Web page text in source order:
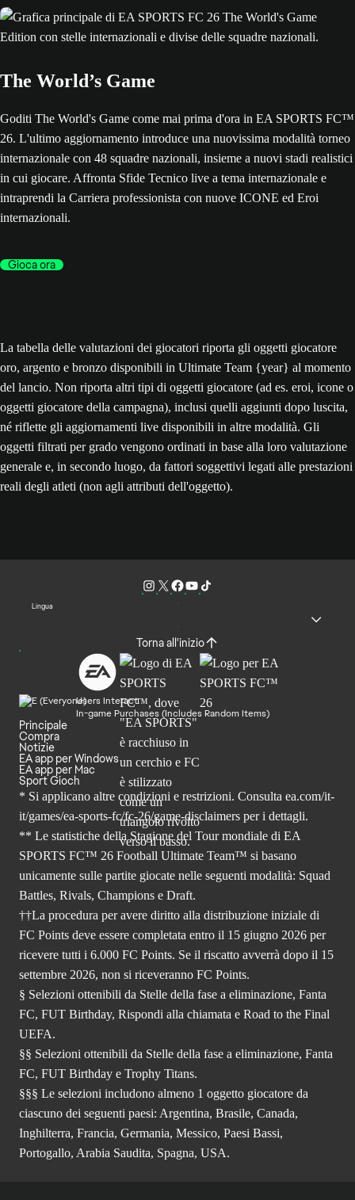
The World’s Game
Goditi The World's Game come mai prima d'ora in EA SPORTS FC™
26. L'ultimo aggiornamento introduce una nuovissima modalità torneo
internazionale con 48 squadre nazionali, insieme a nuovi stadi realistici
in cui giocare. Affronta Sfide Tecnico live a tema internazionale e
intraprendi la Carriera professionista con nuove ICONE ed Eroi
internazionali.
Gioca ora
La tabella delle valutazioni dei giocatori riporta gli oggetti giocatore
oro, argento e bronzo disponibili in Ultimate Team {year} al momento
del lancio. Non riporta altri tipi di oggetti giocatore (ad es. eroi, icone o
oggetti giocatore della campagna), inclusi quelli aggiunti dopo luscita,
né riflette gli aggiornamenti live disponibili in altre modalità. Gli
oggetti filtrati per grado vengono ordinati in base alla loro valutazione
generale e, in secondo luogo, da fattori soggettivi legati alle prestazioni
reali degli atleti (non agli attributi dell'oggetto).
Lingua
Torna all'inizio
Users Interact
In-game Purchases (Includes Random Items)
Principale
Compra
Notizie
EA app per Windows
EA app per Mac
Sport Gioch
* Si applicano altre condizioni e restrizioni. Consulta ea.com/it-
it/games/ea-sports-fc/fc-26/game-disclaimers per i dettagli.
** Le statistiche della Stagione del Tour mondiale di EA
SPORTS FC™ 26 Football Ultimate Team™ si basano
unicamente sulle partite giocate nelle seguenti modalità: Squad
Battles, Rivals, Champions e Draft.
††La procedura per avere diritto alla distribuzione iniziale di
FC Points deve essere completata entro il 15 giugno 2026 per
ricevere tutti i 6.000 FC Points. Se il riscatto avverrà dopo il 15
settembre 2026, non si riceveranno FC Points.
§ Selezioni ottenibili da Stelle della fase a eliminazione, Fanta
FC, FUT Birthday, Rispondi alla chiamata e Road to the Final
UEFA.
§§ Selezioni ottenibili da Stelle della fase a eliminazione, Fanta
FC, FUT Birthday e Trophy Titans.
§§§ Le selezioni includono almeno 1 oggetto giocatore da
ciascuno dei seguenti paesi: Argentina, Brasile, Canada,
Inghilterra, Francia, Germania, Messico, Paesi Bassi,
Portogallo, Arabia Saudita, Spagna, USA.